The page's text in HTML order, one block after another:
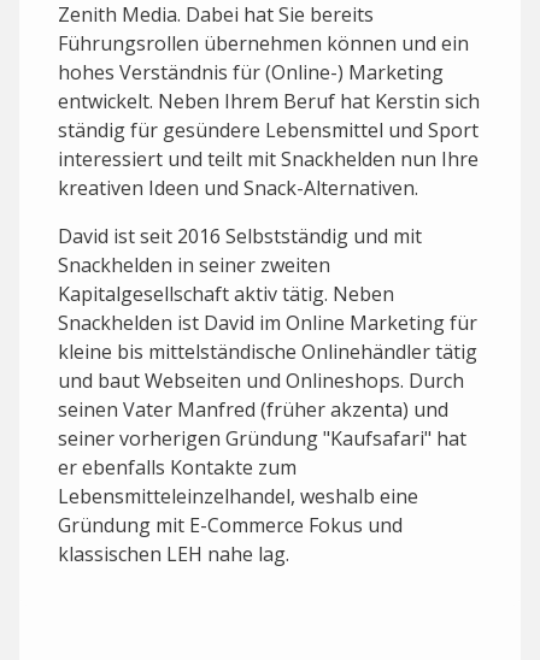
Zenith Media. Dabei hat Sie bereits
Führungsrollen übernehmen können und ein
hohes Verständnis für (Online-) Marketing
entwickelt. Neben Ihrem Beruf hat Kerstin sich
ständig für gesündere Lebensmittel und Sport
interessiert und teilt mit Snackhelden nun Ihre
kreativen Ideen und Snack-Alternativen.
David ist seit 2016 Selbstständig und mit
Snackhelden in seiner zweiten
Kapitalgesellschaft aktiv tätig. Neben
Snackhelden ist David im Online Marketing für
kleine bis mittelständische Onlinehändler tätig
und baut Webseiten und Onlineshops. Durch
seinen Vater Manfred (früher akzenta) und
seiner vorherigen Gründung "Kaufsafari" hat
er ebenfalls Kontakte zum
Lebensmitteleinzelhandel, weshalb eine
Gründung mit E-Commerce Fokus und
klassischen LEH nahe lag.